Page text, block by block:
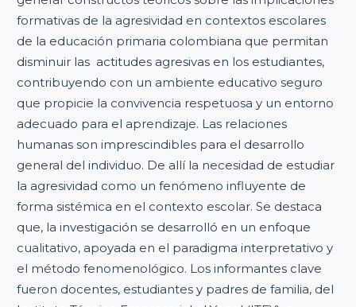
formativas de la agresividad en contextos escolares
de la educación primaria colombiana que permitan
disminuir las actitudes agresivas en los estudiantes,
contribuyendo con un ambiente educativo seguro
que propicie la convivencia respetuosa y un entorno
adecuado para el aprendizaje. Las relaciones
humanas son imprescindibles para el desarrollo
general del individuo. De allí la necesidad de estudiar
la agresividad como un fenómeno influyente de
forma sistémica en el contexto escolar. Se destaca
que, la investigación se desarrolló en un enfoque
cualitativo, apoyada en el paradigma interpretativo y
el método fenomenológico. Los informantes clave
fueron docentes, estudiantes y padres de familia, del